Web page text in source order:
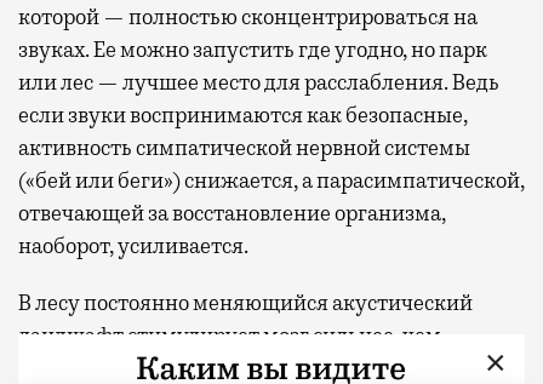
которой — полностью сконцентрироваться на
звуках. Ее можно запустить где угодно, но парк
или лес — лучшее место для расслабления. Ведь
если звуки воспринимаются как безопасные,
активность симпатической нервной системы
(«бей или беги») снижается, а парасимпатической,
отвечающей за восстановление организма,
наоборот, усиливается.
В лесу постоянно меняющийся акустический
ландшафт стимулирует мозг сильнее, чем
монотонный городской шум, и при этом не
×